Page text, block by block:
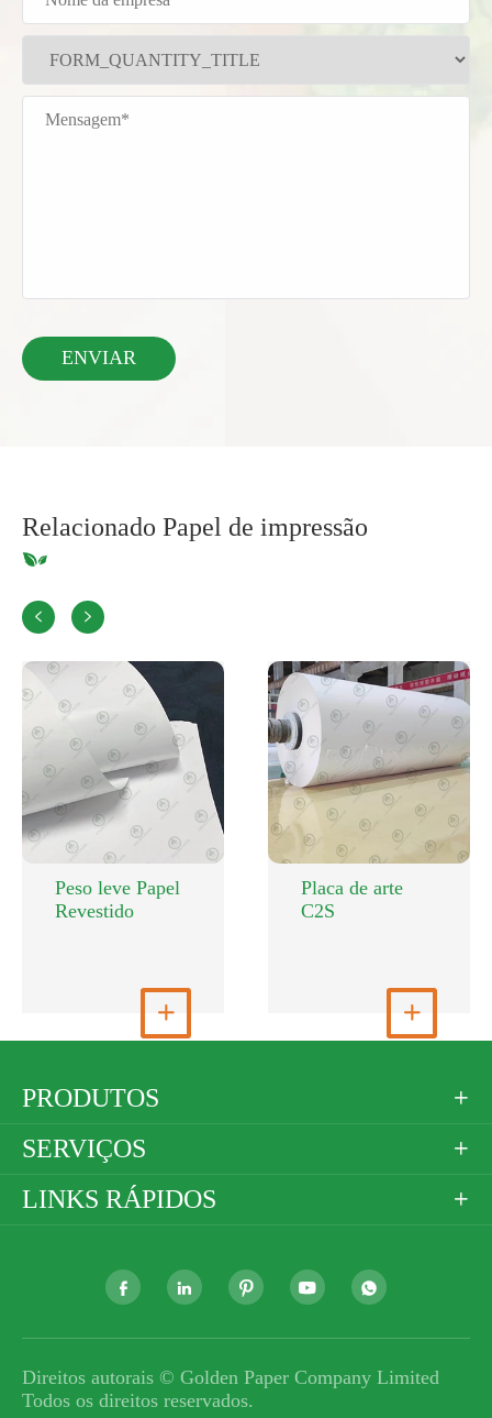
Relacionado Papel de impressão
 
Peso leve Papel
Revestido
Ver mais

Placa de arte
C2S
Ver mais

PRODUTOS 
SERVIÇOS 
LINKS RÁPIDOS 
    
Direitos autorais © Golden Paper Company Limited
Todos os direitos reservados.